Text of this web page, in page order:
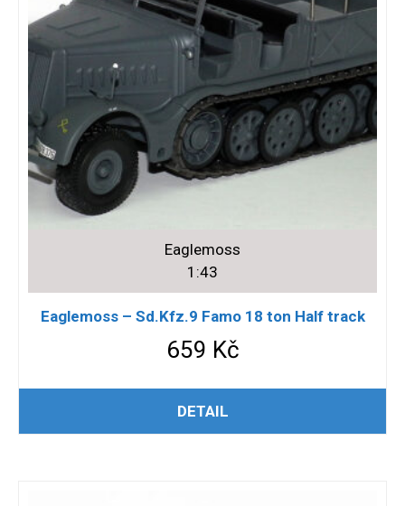
Eaglemoss
1:43
Eaglemoss – Sd.Kfz.9 Famo 18 ton Half track
659 Kč
ČTĚTE VÍCE
DETAIL